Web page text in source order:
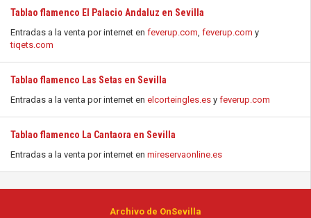
Tablao flamenco El Palacio Andaluz en Sevilla
Entradas a la venta por internet en feverup.com, feverup.com y
tiqets.com
Tablao flamenco Las Setas en Sevilla
Entradas a la venta por internet en elcorteingles.es y feverup.com
Tablao flamenco La Cantaora en Sevilla
Entradas a la venta por internet en mireservaonline.es
Archivo de OnSevilla